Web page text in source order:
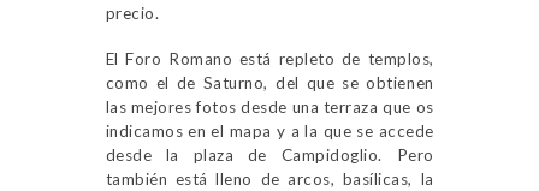
precio.
El Foro Romano está repleto de templos,
como el de Saturno, del que se obtienen
las mejores fotos desde una terraza que os
indicamos en el mapa y a la que se accede
desde la plaza de Campidoglio. Pero
también está lleno de arcos, basílicas, la